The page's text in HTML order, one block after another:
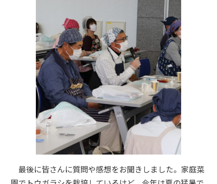
最後に皆さんに質問や感想をお聞きしました。家庭菜